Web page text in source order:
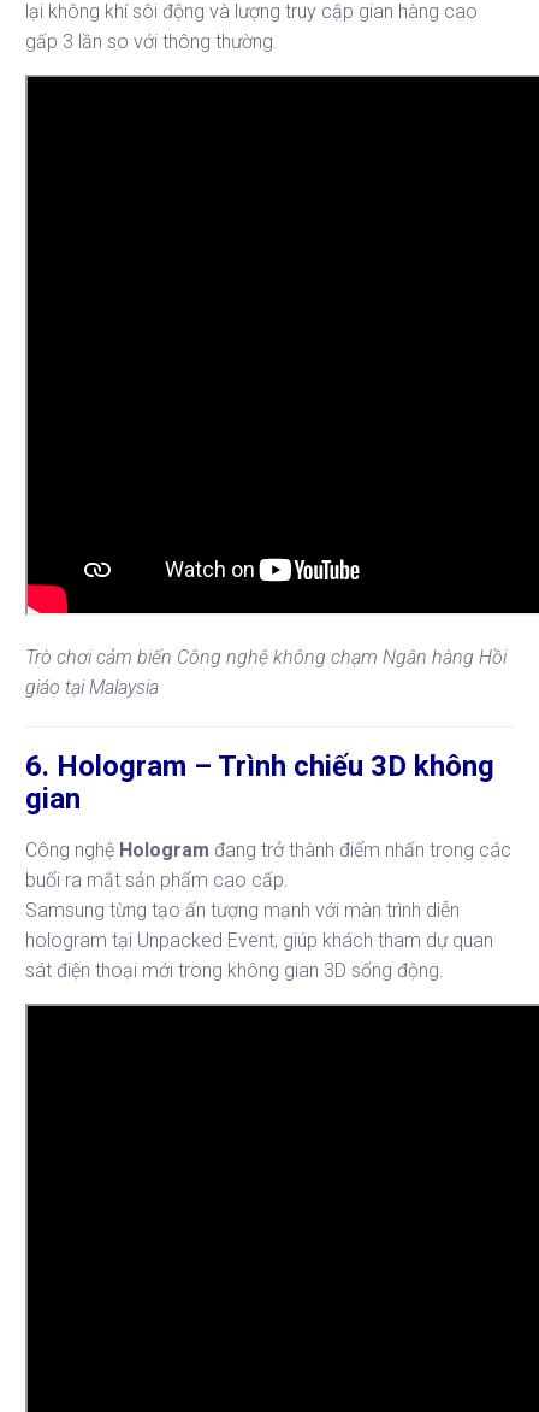
lại không khí sôi động và lượng truy cập gian hàng cao
gấp 3 lần so với thông thường.
Trò chơi cảm biến Công nghệ không chạm Ngân hàng Hồi
giáo tại Malaysia
6. Hologram – Trình chiếu 3D không
gian
Công nghệ Hologram đang trở thành điểm nhấn trong các
buổi ra mắt sản phẩm cao cấp.
Samsung từng tạo ấn tượng mạnh với màn trình diễn
hologram tại Unpacked Event, giúp khách tham dự quan
sát điện thoại mới trong không gian 3D sống động.